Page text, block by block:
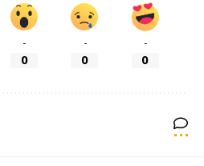
-
0
-
0
-
0